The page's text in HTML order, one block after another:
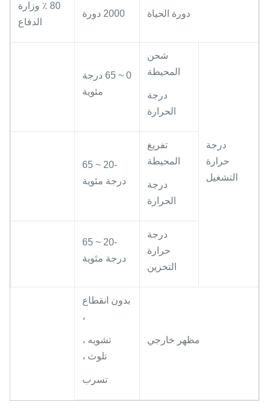
دورة الحياة 2000 دورة
80 ٪ وزارة
الدفاع
درجة
حرارة
التشغيل
شحن
المحيطة
درجة
الحرارة
0 ~ 65 درجة
مئوية
تفريغ
المحيطة
درجة
الحرارة
-20 ~ 65
درجة مئوية
درجة
حرارة
التخزين
-20 ~ 65
درجة مئوية
مظهر خارجي
بدون انقطاع
،
تشويه ،
تلوث ،
تسرب